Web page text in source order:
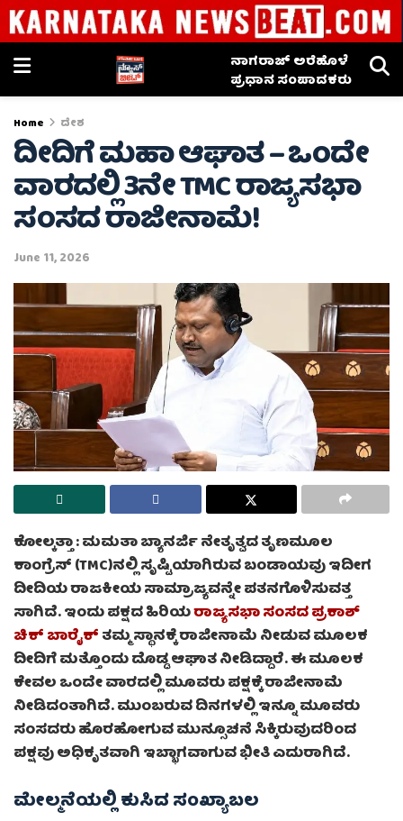
ನಾಗರಾಜ್ ಅರೆಹೊಳೆ
ಪ್ರಧಾನ ಸಂಪಾದಕರು
Home ದೇಶ
ದೀದಿಗೆ ಮಹಾ ಆಘಾತ – ಒಂದೇ
ವಾರದಲ್ಲಿ 3ನೇ TMC ರಾಜ್ಯಸಭಾ
ಸಂಸದ ರಾಜೀನಾಮೆ!
June 11, 2026
ಕೋಲ್ಕತ್ತಾ :ಮಮತಾ ಬ್ಯಾನರ್ಜಿ ನೇತೃತ್ವದ ತೃಣಮೂಲ
ಕಾಂಗ್ರೆಸ್ (TMC)ನಲ್ಲಿ ಸೃಷ್ಟಿಯಾಗಿರುವ ಬಂಡಾಯವು ಇದೀಗ
ದೀದಿಯ ರಾಜಕೀಯ ಸಾಮ್ರಾಜ್ಯವನ್ನೇ ಪತನಗೊಳಿಸುವತ್ತ
ಸಾಗಿದೆ. ಇಂದು ಪಕ್ಷದ ಹಿರಿಯರಾಜ್ಯಸಭಾ ಸಂಸದ ಪ್ರಕಾಶ್
ಚಿಕ್ ಬಾರೈಕ್ತಮ್ಮ ಸ್ಥಾನಕ್ಕೆ ರಾಜೀನಾಮೆ ನೀಡುವ ಮೂಲಕ
ದೀದಿಗೆ ಮತ್ತೊಂದು ದೊಡ್ಡ ಆಘಾತ ನೀಡಿದ್ದಾರೆ. ಈ ಮೂಲಕ
ಕೇವಲ ಒಂದೇ ವಾರದಲ್ಲಿ ಮೂವರು ಪಕ್ಷಕ್ಕೆ ರಾಜೀನಾಮೆ
ನೀಡಿದಂತಾಗಿದೆ. ಮುಂಬರುವ ದಿನಗಳಲ್ಲಿ ಇನ್ನೂ ಮೂವರು
ಸಂಸದರು ಹೊರಹೋಗುವ ಮುನ್ಸೂಚನೆ ಸಿಕ್ಕಿರುವುದರಿಂದ
ಪಕ್ಷವು ಅಧಿಕೃತವಾಗಿ ಇಬ್ಭಾಗವಾಗುವ ಭೀತಿ ಎದುರಾಗಿದೆ.
ಮೇಲ್ಮನೆಯಲ್ಲಿ ಕುಸಿದ ಸಂಖ್ಯಾಬಲ